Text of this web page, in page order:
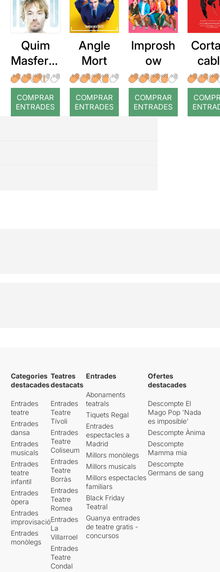
Quim
Masferre
r: Temps
COMPRAR
ENTRADES
Angle
Mort
COMPRAR
ENTRADES
Improsh
ow
COMPRAR
ENTRADES
Categories
destacades
Entrades
teatre
Entrades
dansa
Entrades
musicals
Entrades
teatre
infantil
Entrades
òpera
Entrades
improvisació
Entrades
monòlegs
Teatres
destacats
Entrades
Teatre
Tívoli
Entrades
Teatre
Coliseum
Entrades
Teatre
Borràs
Entrades
Teatre
Romea
Entrades
La
Villarroel
Entrades
Teatre
Condal
Entrades
Abonaments
teatrals
Tiquets Regal
Entrades
espectacles a
Madrid
Millors monòlegs
Millors musicals
Millors espectacles
familiars
Black Friday
Teatral
Guanya entrades
de teatre gratis -
concursos
Ofertes
destacades
Descompte El
Mago Pop 'Nada
es imposible'
Descompte Ànima
Descompte
Mamma mia
Descompte
Germans de sang